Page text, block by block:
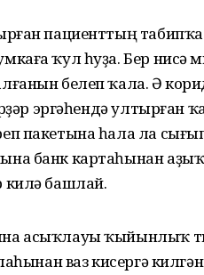
пациенттың табипҡа
ҡул һуҙа. Бер нисә
белеп ҡала. Ә
эргәһендә ултырған
пакетына һала ла
банк картаһынан аҙыҡ-
килә башлай.
асыҡлауы ҡыйынлыҡ
ваз кисергә